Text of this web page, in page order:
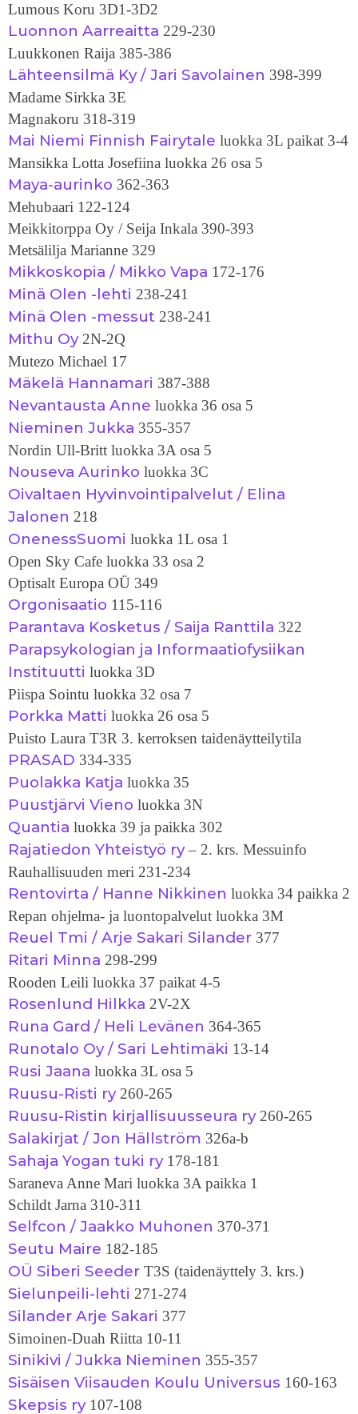
Lumous Koru 3D1-3D2
Luonnon Aarreaitta 229-230
Luukkonen Raija 385-386
Lähteensilmä Ky / Jari Savolainen 398-399
Madame Sirkka 3E
Magnakoru 318-319
Mai Niemi Finnish Fairytale luokka 3L paikat 3-4
Mansikka Lotta Josefiina luokka 26 osa 5
Maya-aurinko 362-363
Mehubaari 122-124
Meikkitorppa Oy / Seija Inkala 390-393
Metsälilja Marianne 329
Mikkoskopia / Mikko Vapa 172-176
Minä Olen -lehti 238-241
Minä Olen -messut 238-241
Mithu Oy2N-2Q
Mutezo Michael 17
Mäkelä Hannamari 387-388
Nevantausta Anne luokka 36 osa 5
Nieminen Jukka 355-357
Nordin Ull-Britt luokka 3A osa 5
Nouseva Aurinko luokka 3C
Oivaltaen Hyvinvointipalvelut / Elina
Jalonen 218
OnenessSuomi luokka 1L osa 1
Open Sky Cafe luokka 33 osa 2
Optisalt Europa OÜ 349
Orgonisaatio 115-116
Parantava Kosketus / Saija Ranttila 322
Parapsykologian ja Informaatiofysiikan
Instituutti luokka 3D
Piispa Sointu luokka 32 osa 7
Porkka Matti luokka 26 osa 5
Puisto Laura T3R 3. kerroksen taidenäytteilytila
PRASAD 334-335
Puolakka Katja luokka 35
Puustjärvi Vieno luokka 3N
Quantia luokka 39 ja paikka 302
Rajatiedon Yhteistyö ry– 2. krs. Messuinfo
Rauhallisuuden meri 231-234
Rentovirta / Hanne Nikkinen luokka 34 paikka 2
Repan ohjelma- ja luontopalvelut luokka 3M
Reuel Tmi / Arje Sakari Silander 377
Ritari Minna 298-299
Rooden Leili luokka 37 paikat 4-5
Rosenlund Hilkka 2V-2X
Runa Gard / Heli Levänen 364-365
Runotalo Oy / Sari Lehtimäki 13-14
Rusi Jaana luokka 3L osa 5
Ruusu-Risti ry260-265
Ruusu-Ristin kirjallisuusseura ry260-265
Salakirjat / Jon Hällström 326a-b
Sahaja Yogan tuki ry178-181
Saraneva Anne Mari luokka 3A paikka 1
Schildt Jarna 310-311
Selfcon / Jaakko Muhonen 370-371
Seutu Maire 182-185
OÜ Siberi Seeder T3S (taidenäyttely 3. krs.)
Sielunpeili-lehti 271-274
Silander Arje Sakari 377
Simoinen-Duah Riitta 10-11
Sinikivi / Jukka Nieminen 355-357
Sisäisen Viisauden Koulu Universus 160-163
Skepsis ry107-108